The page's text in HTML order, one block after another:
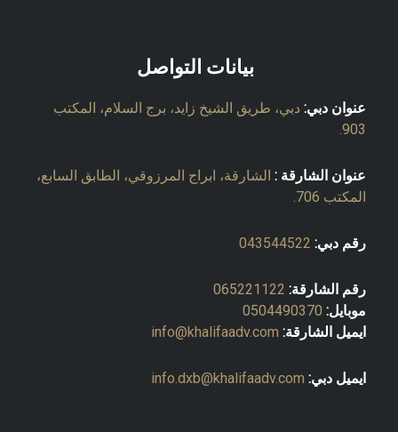
بيانات التواصل
عنوان دبي: دبي، طريق الشيخ زايد، برج السلام، المكتب
903.
عنوان الشارقة : الشارقة، ابراج المرزوقي، الطابق السابع،
المكتب 706.
رقم دبي: 043544522
رقم الشارقة: 065221122
موبايل: 0504490370
ايميل الشارقة: info@khalifaadv.com
ايميل دبي: info.dxb@khalifaadv.com